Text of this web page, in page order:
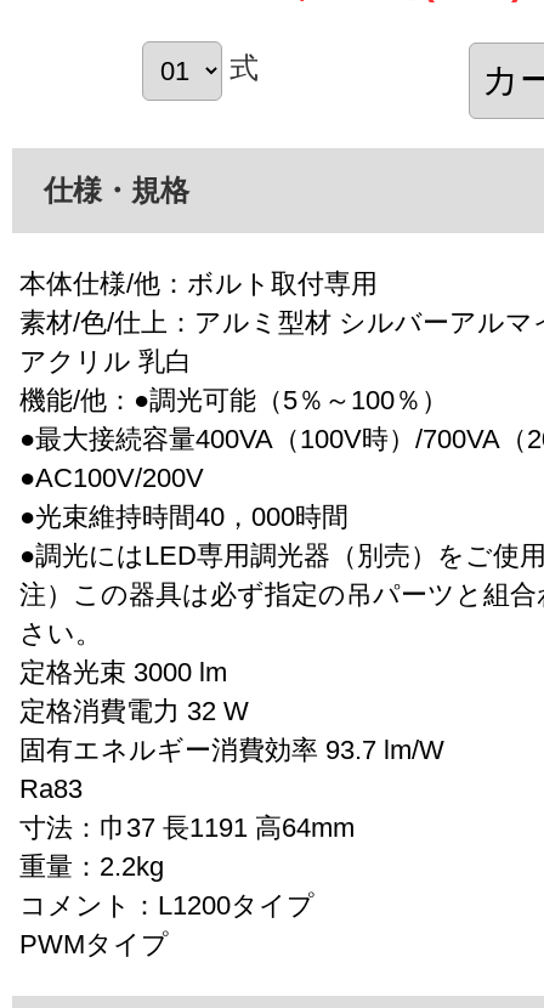
式
仕様・規格
本体仕様/他：ボルト取付専用
素材/色/仕上：アルミ型材 シルバーアルマ
アクリル 乳白
機能/他：●調光可能（5％～100％）
●最大接続容量400VA（100V時）/700VA（
●AC100V/200V
●光束維持時間40，000時間
●調光にはLED専用調光器（別売）をご使
注）この器具は必ず指定の吊パーツと組
さい。
定格光束 3000 lm
定格消費電力 32 W
固有エネルギー消費効率 93.7 lm/W
Ra83
寸法：巾37 長1191 高64mm
重量：2.2kg
コメント：L1200タイプ
PWMタイプ